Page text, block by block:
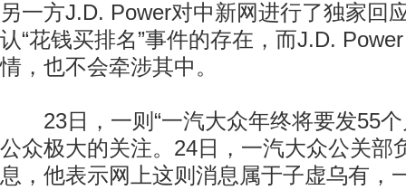
另一方J.D. Power对中新网进行了独家回
认“花钱买排名”事件的存在，而J.D.
情，也不会牵涉其中。
23日，一则“一汽大众年终将要发55个
公众极大的关注。24日，一汽大众公关部
息，他表示网上这则消息属于子虚乌有，